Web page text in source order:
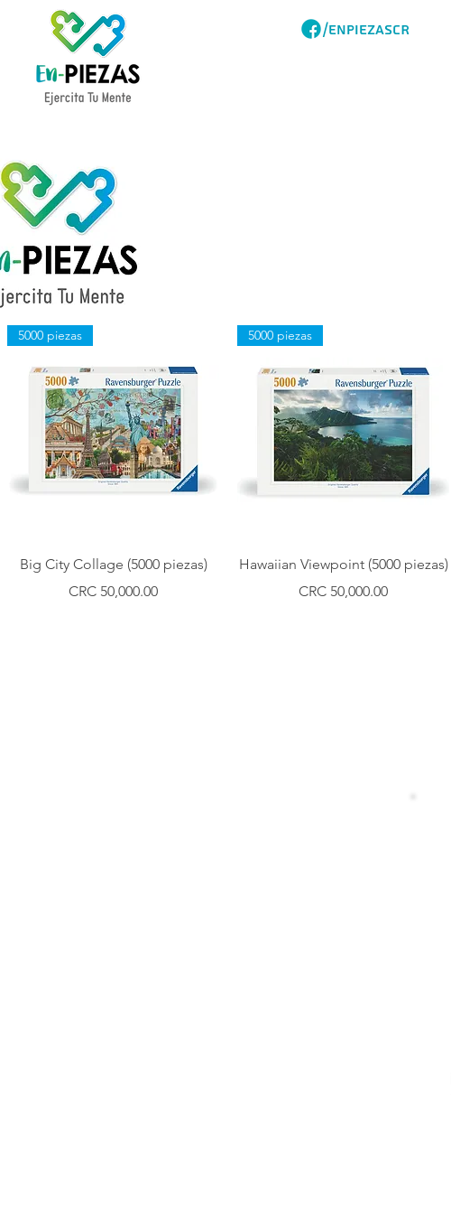
/ENPIEZASCR
Vista rápida
5000 piezas
Big City Collage (5000 piezas)
Precio
CRC 50,000.00
Vista rápida
5000 piezas
Hawaiian Viewpoint (5000 piezas)
Precio
CRC 50,000.00